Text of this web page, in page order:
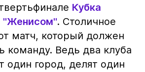
Кубка
"Женисом". Столичное
матч, который должен
команду. Ведь два клуба
один город, делят один